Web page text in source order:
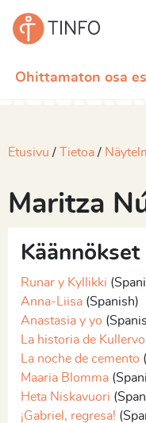
Ohittamaton osa
Etusivu Tietoa
Maritza
Käännökset
Runar y Kyllikki
Anna-Liisa (Spanish)
Anastasia y yo
La historia de Kullervo
La noche de cemento
Maaria Blomma
Heta Niskavuori
¡Gabriel, regresa!